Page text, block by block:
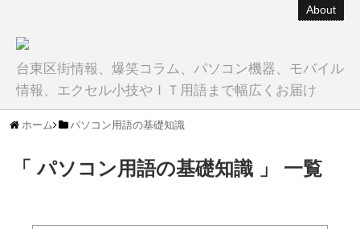
About
台東区街情報、爆笑コラム、パソコン機器、モバイル
情報、エクセル小技やＩＴ用語まで幅広くお届け
ホーム パソコン用語の基礎知識
「 パソコン用語の基礎知識 」 一覧